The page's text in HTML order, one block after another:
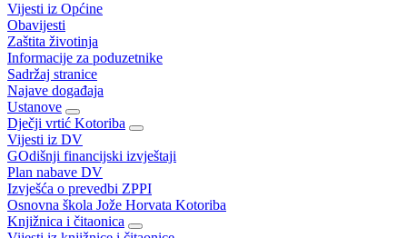
Vijesti iz Općine
Obavijesti
Zaštita životinja
Informacije za poduzetnike
Sadržaj stranice
Najave događaja
Ustanove
Dječji vrtić Kotoriba
Vijesti iz DV
GOdišnji financijski izvještaji
Plan nabave DV
Izvješća o prevedbi ZPPI
Osnovna škola Jože Horvata Kotoriba
Knjižnica i čitaonica